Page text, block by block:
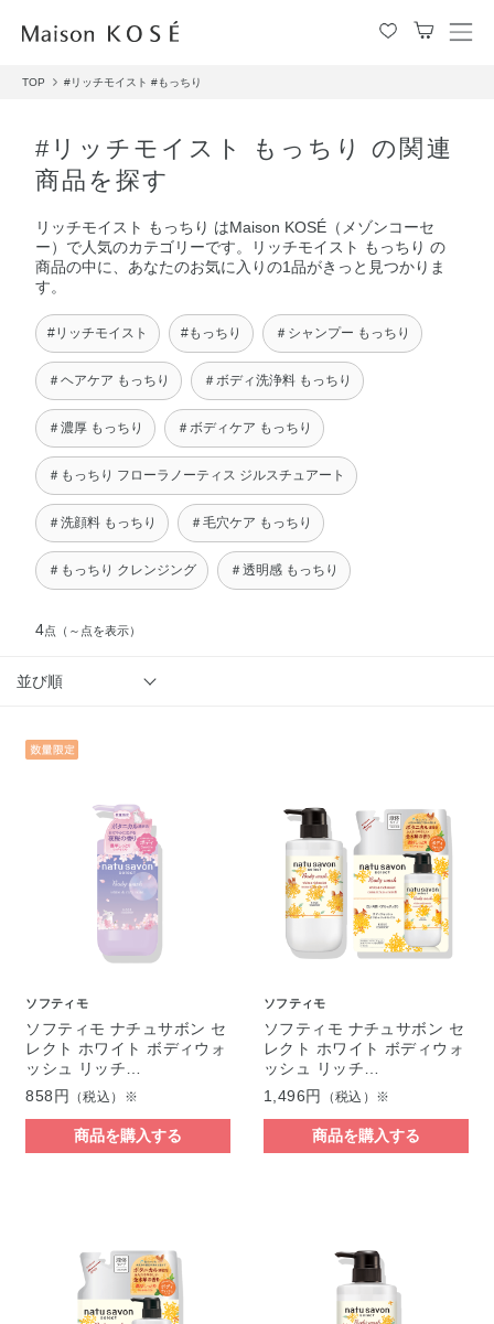
メ
TOP #リッチモイスト #もっちり
#リッチモイスト もっちり の関連
商品を探す
リッチモイスト もっちり はMaison KOSÉ（メゾンコーセ
ー）で人気のカテゴリーです。リッチモイスト もっちり の
商品の中に、あなたのお気に入りの1品がきっと見つかりま
す。
#リッチモイスト #もっちり ＃シャンプー もっちり
＃ヘアケア もっちり ＃ボディ洗浄料 もっちり
＃濃厚 もっちり ＃ボディケア もっちり
＃もっちり フローラノーティス ジルスチュアート
＃洗顔料 もっちり ＃毛穴ケア もっちり
＃もっちり クレンジング ＃透明感 もっちり
4点 （～点を表示）
並び順
ソフティモ
ソフティモ ナチュサボン セ
レクト ホワイト ボディウォ
ッシュ リッチ…
858円
（税込）※
商品を購入する
ソフティモ
ソフティモ ナチュサボン セ
レクト ホワイト ボディウォ
ッシュ リッチ…
1,496円
（税込）※
商品を購入する